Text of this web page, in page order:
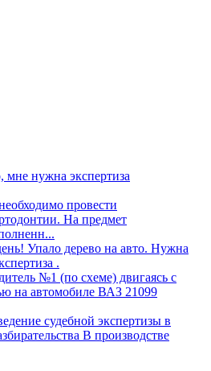
мне нужна экспертиза
провести
На предмет
Упало дерево на авто. Нужна
.
№1 (по схеме) двигаясь с
на автомобиле ВАЗ 21099
судебной экспертизы в
В производстве